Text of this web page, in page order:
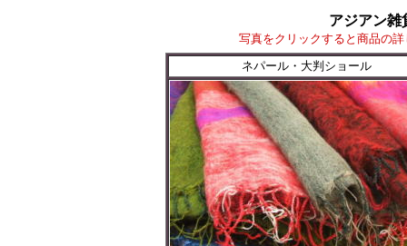
アジアン
写真をクリックすると商品の
ネパール・大判ショール